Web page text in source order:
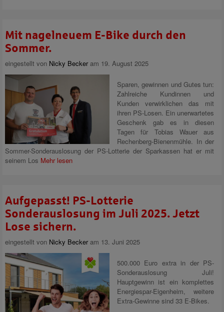
Mit nagelneuem E-Bike durch den
Sommer.
eingestellt von Nicky Becker am 19. August 2025
Sparen, gewinnen und Gutes tun:
Zahlreiche Kundinnen und
Kunden verwirklichen das mit
ihren PS-Losen. Ein unerwartetes
Geschenk gab es in diesen
Tagen für Tobias Wauer aus
Rechenberg-Bienenmühle. In der
Sommer-Sonderauslosung der PS-Lotterie der Sparkassen hat er mit
seinem Los Mehr lesen
Aufgepasst! PS-Lotterie
Sonderauslosung im Juli 2025. Jetzt
Lose sichern.
eingestellt von Nicky Becker am 13. Juni 2025
500.000 Euro extra in der PS-
Sonderauslosung Juli!
Hauptgewinn ist ein komplettes
Energiespar-Eigenheim, weitere
Extra-Gewinne sind 33 E-Bikes.